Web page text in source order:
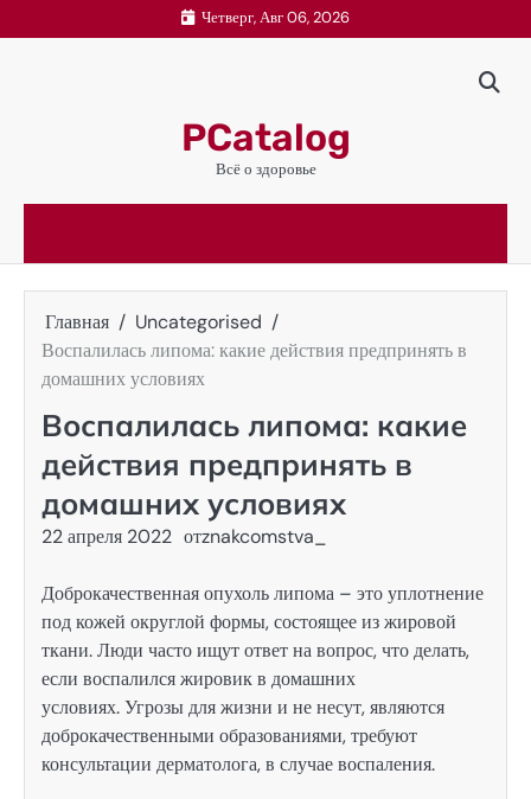
к
Четверг, Авг 06, 2026
PCatalog
Всё о здоровье
Главная
Uncategorised
Воспалилась липома: какие действия предпринять в
домашних условиях
Воспалилась липома: какие
действия предпринять в
домашних условиях
22 апреля 2022 отznakcomstva_
Доброкачественная опухоль липома – это уплотнение
под кожей округлой формы, состоящее из жировой
ткани. Люди часто ищут ответ на вопрос, что делать,
если воспалился жировик в домашних
условиях. Угрозы для жизни и не несут, являются
доброкачественными образованиями, требуют
консультации дерматолога, в случае воспаления.